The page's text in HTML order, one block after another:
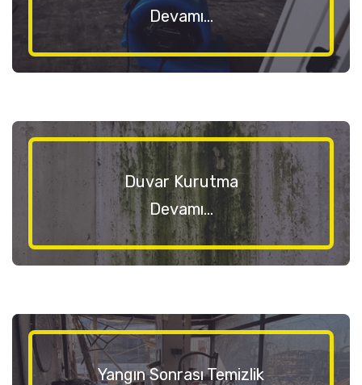
Devamı...
Duvar Kurutma
Devamı...
Yangın Sonrası Temizlik